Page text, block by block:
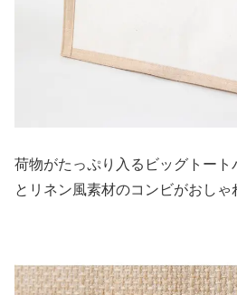
荷物がたっぷり入るビッグトー
とリネン風素材のコンビがおしゃ